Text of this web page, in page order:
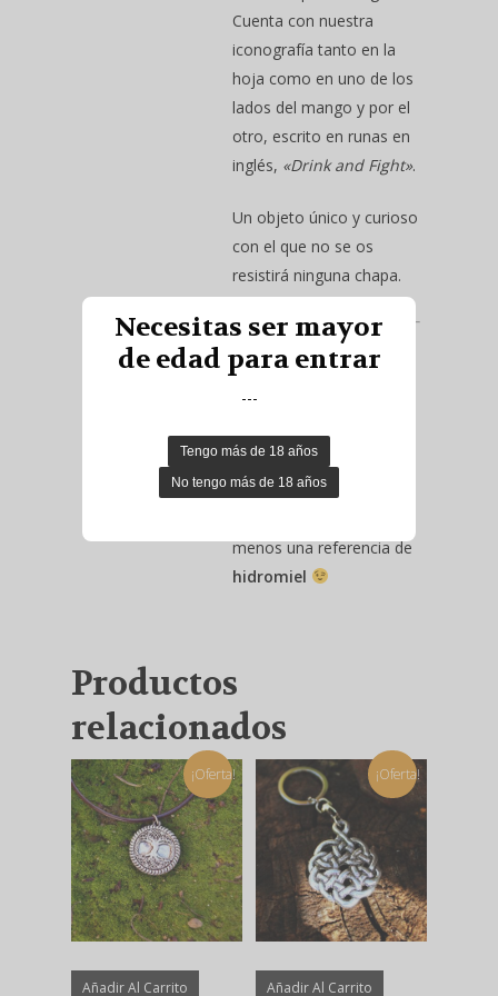
Cuenta con nuestra
iconografía tanto en la
hoja como en uno de los
lados del mango y por el
otro, escrito en runas en
inglés, «Drink and Fight».
Un objeto único y curioso
con el que no se os
resistirá ninguna chapa.
Introduce el cupón
«vikingmerchant» al
efectuar tu compra y
obtendrás un
descuento en el
merchandising
menos una referencia de
hidromiel
Productos
relacionados
¡Oferta!
Añadir Al Carrito
¡Oferta!
Añadir Al Carrito
Necesitas ser mayor
de edad para entrar
---